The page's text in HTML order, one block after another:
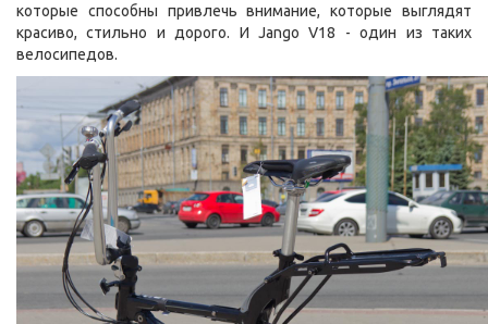
которые способны привлечь внимание, которые выглядят
красиво, стильно и дорого. И Jango V18 - один из таких
велосипедов.